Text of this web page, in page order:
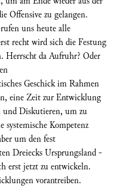
Offensive zu gelangen.
uns heute alle
recht wird sich die Festung
Herrscht da Aufruhr? Oder
Geschick im Rahmen
eine Zeit zur Entwicklung
und Diskutieren, um zu
systemische Kompetenz
um den fest
Dreiecks Ursprungsland -
erst jetzt zu entwickeln.
vorantreiben.